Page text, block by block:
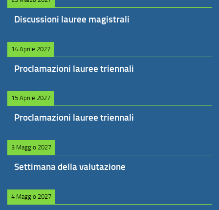
Discussioni lauree magistrali
14 Aprile 2027
Proclamazioni lauree triennali
15 Aprile 2027
Proclamazioni lauree triennali
3 Maggio 2027
Settimana della valutazione
4 Maggio 2027